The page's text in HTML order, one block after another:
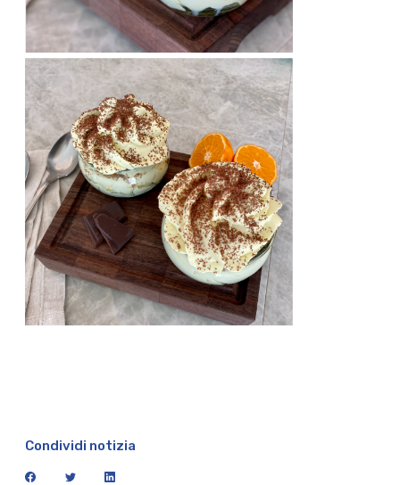
Condividi notizia
facebook twitter linkedin